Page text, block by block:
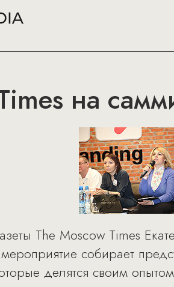
на
The Moscow Times
собирает
делятся своим